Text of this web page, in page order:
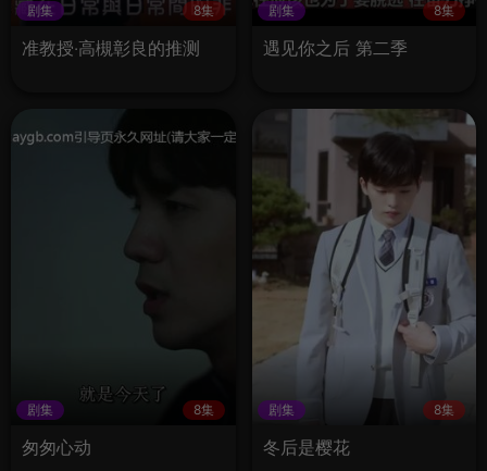
剧集 8集
准教授‧高槻彰良的推测
剧集 8集
遇见你之后 第二季
剧集 8集
匆匆心动
剧集 8集
冬后是樱花